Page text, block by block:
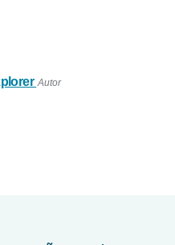
Autor